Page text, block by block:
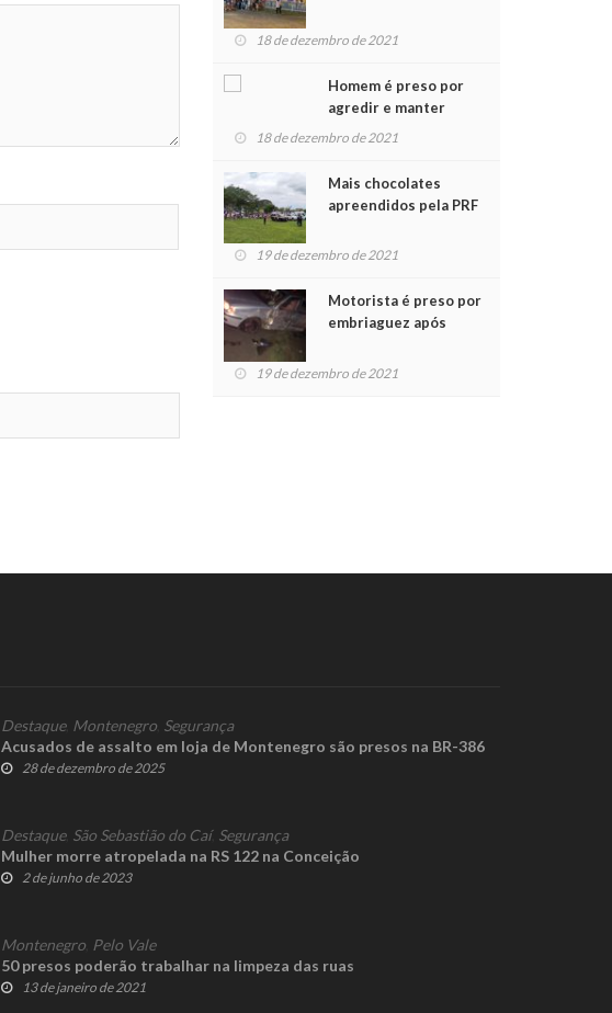
para crianças na
18 de dezembro de 2021
Homem é preso por
agredir e manter
mulher em cárcere
18 de dezembro de 2021
Mais chocolates
apreendidos pela PRF
crianças no Natal
19 de dezembro de 2021
Motorista é preso por
embriaguez após
feridos
19 de dezembro de 2021
Destaque, Montenegro Segurança
Acusados de assalto em loja de Montenegro são presos na BR-386
28 de dezembro de 2025
Destaque, São Sebastião do Caí, Segurança
Mulher morre atropelada na RS 122 na Conceição
2 de junho de 2023
Montenegro Pelo Vale
50 presos poderão trabalhar na limpeza das ruas
13 de janeiro de 2021